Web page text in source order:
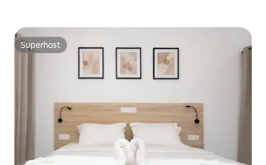
Superhost
Superhost